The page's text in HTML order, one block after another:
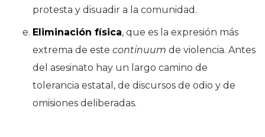
protesta y disuadir a la comunidad.
Eliminación física, que es la expresión más
extrema de este continuum de violencia. Antes
del asesinato hay un largo camino de
tolerancia estatal, de discursos de odio y de
omisiones deliberadas.